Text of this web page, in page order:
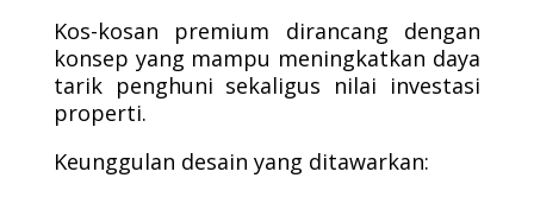
Kos-kosan premium dirancang dengan
konsep yang mampu meningkatkan daya
tarik penghuni sekaligus nilai investasi
properti.
Keunggulan desain yang ditawarkan: